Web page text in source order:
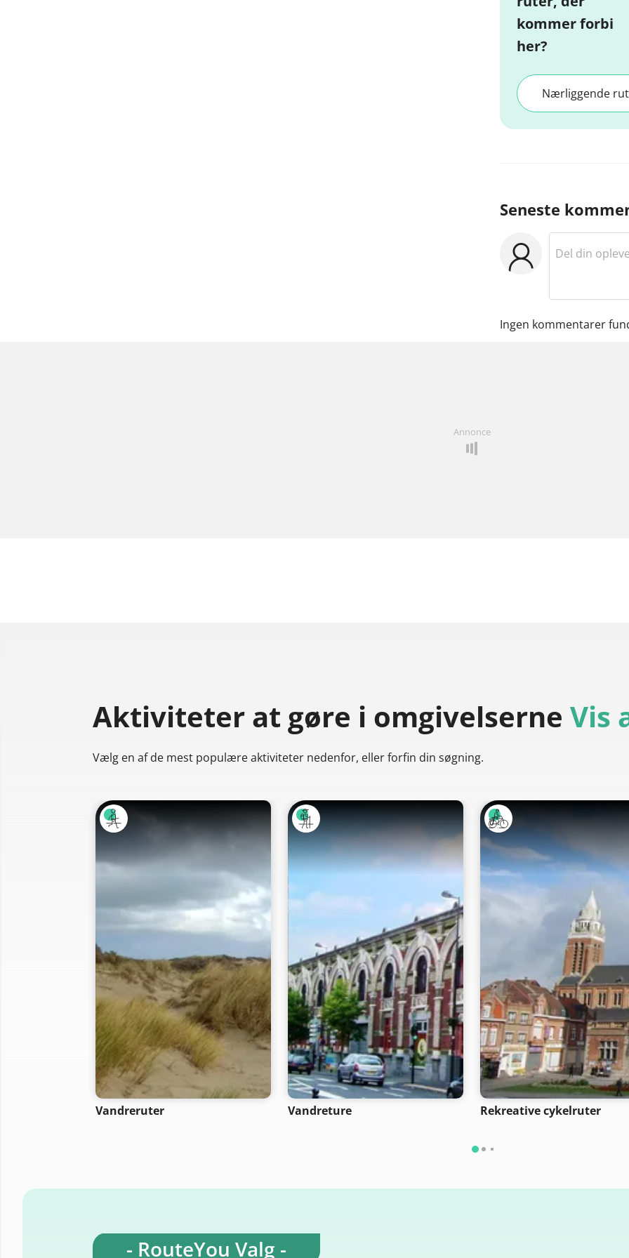
kommer forbi
her?
Nærliggende
Seneste
Ingen kommentarer
Annonce
Aktiviteter at gøre i omgivelserne Vis
Vælg en af de mest populære aktiviteter nedenfor, eller forfin din søgning.
Vandreruter Vandreture Rekreative cykelruter
- RouteYou Valg -